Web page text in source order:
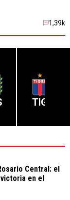
1,39k
TIG
Central: el
en el